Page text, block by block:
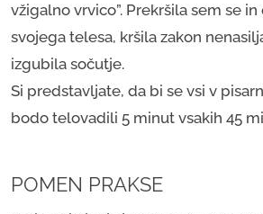
vžigalno vrvico”. Prekršila sem se
svojega telesa, kršila zakon
izgubila sočutje.
Si predstavljate, da bi se vsi v
bodo telovadili 5 minut vsakih 45
POMEN PRAKSE